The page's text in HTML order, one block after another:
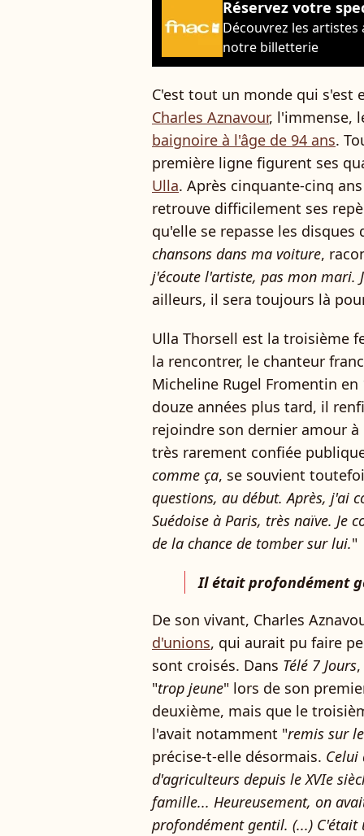
Réservez votre
Découvrez les
notre billetterie
C'est tout un monde qui s'est
Charles Aznavour, l'immense,
baignoire à l'âge de 94 ans.
première ligne figurent ses
Ulla. Après cinquante-cinq
retrouve difficilement ses
qu'elle se repasse les
chansons dans ma voiture,
j'écoute l'artiste, pas mon mari.
ailleurs, il sera toujours là
Ulla Thorsell est la troisième
la rencontrer, le chanteur
Micheline Rugel Fromentin en
douze années plus tard, il
rejoindre son dernier amour
très rarement confiée
comme ça, se souvient
questions, au début. Après, j'ai
Suédoise à Paris, très naïve. Je
de la chance de tomber sur lui."
Il était profondément
De son vivant, Charles
d'unions, qui aurait pu faire
sont croisés. Dans Télé 7 Jours
"trop jeune" lors de son
deuxième, mais que le
l'avait notamment "remis sur
précise-t-elle désormais. Celui
d'agriculteurs depuis le XVIe
famille... Heureusement, on
profondément gentil. (...) C'était